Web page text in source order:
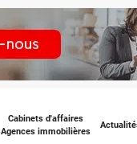
Cabinets d'affaires
Agences immobilières